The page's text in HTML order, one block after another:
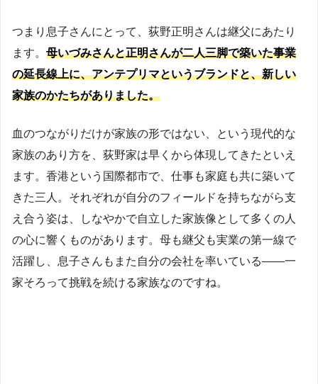
つまり息子さんにとって、荻野正明さんは継父にあたり
ます。 母いづみさんと正明さんが二人三脚で築いた事業
の延長線上に、アンテプリマというブランドと、新しい
家族のかたちがありました。
血のつながりだけが家族の形ではない、という現代的な
家族のあり方を、荻野家は早くから体現してきたといえ
ます。香港という国際都市で、仕事も家庭も共に築いて
きた三人。それぞれが自分のフィールドを持ちながら支
え合う姿は、しなやかで自立した家族像として多くの人
の心に響くものがあります。母も継父も実業の第一線で
活躍し、息子さんもまた自分の会社を率いている——一
家そろって挑戦を続ける家族なのですね。